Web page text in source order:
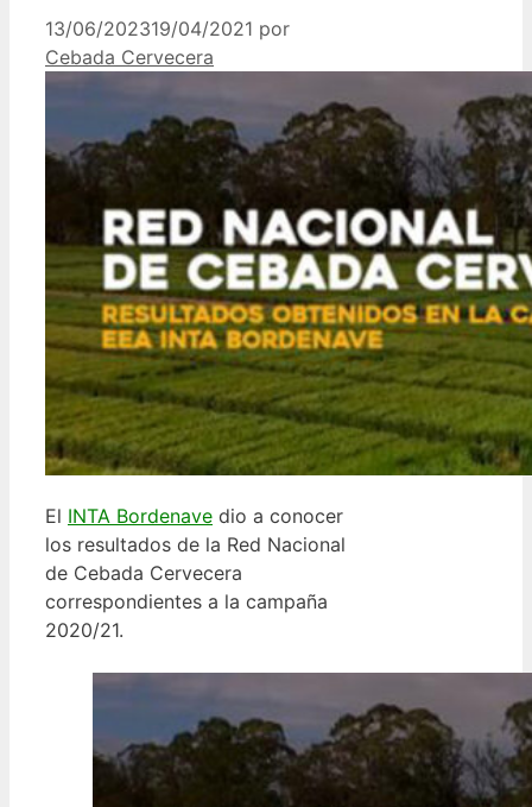
13/06/202319/04/2021 por
Cebada Cervecera
El INTA Bordenave dio a conocer
los resultados de la Red Nacional
de Cebada Cervecera
correspondientes a la campaña
2020/21.